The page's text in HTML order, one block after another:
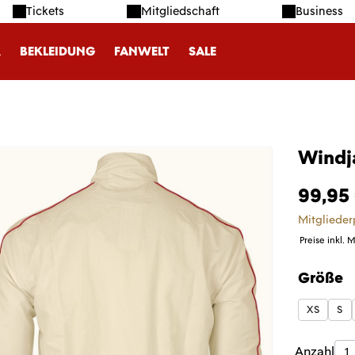
Tickets Mitgliedschaft Business
BEKLEIDUNG FANWELT SALE
99,95
Preise inkl.
Größe
XS S
Anzahl